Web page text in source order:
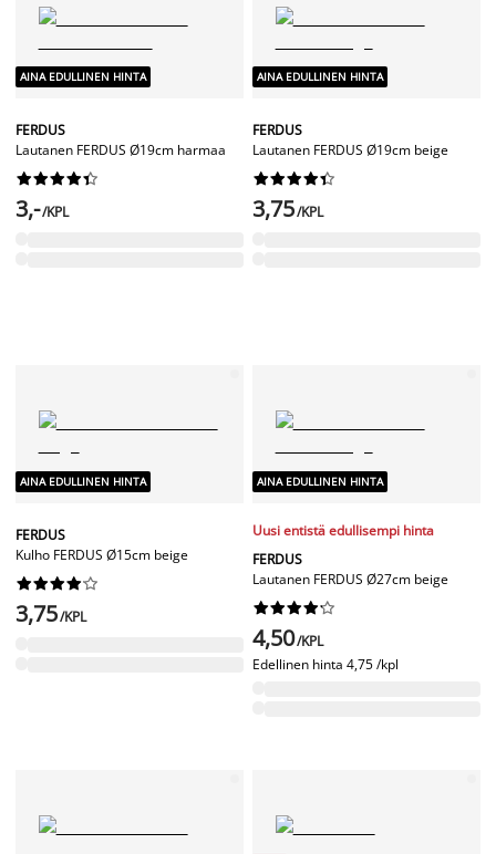
AINA EDULLINEN HINTA
FERDUS
Lautanen FERDUS Ø19cm harmaa






3,-/KPL
AINA EDULLINEN HINTA
FERDUS
Lautanen FERDUS Ø19cm beige






3,75/KPL
AINA EDULLINEN HINTA
FERDUS
Kulho FERDUS Ø15cm beige






3,75/KPL
AINA EDULLINEN HINTA
Uusi entistä edullisempi hinta
FERDUS
Lautanen FERDUS Ø27cm beige






4,50/KPL
Edellinen hinta 4,75 /kpl